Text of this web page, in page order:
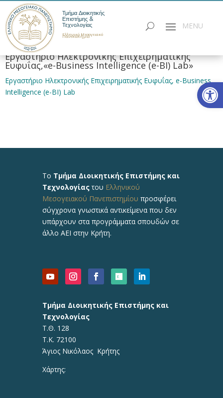
Τμήμα Διοικητικής
Επιστήμης &
Τεχνολογίας
Ελληνικό Μεσογειακό
Πανεπιστήμιο
Εργαστήριο Ηλεκτρονικής Επιχειρηματικής
Ευφυΐας,«e-Business Intelligence (e-BI) Lab»
Εργαστήριο Ηλεκτρονικής Επιχειρηματικής Ευφυΐας, e-Business
Intelligence (e-BI) Lab
Το Τμήμα Διοικητικής Επιστήμης και
Τεχνολογίαςτου Ελληνικού
Μεσογειακού Πανεπιστημίου προσφέρει
σύγχρονα γνωστικά αντικείμενα που δεν
υπάρχουν στα προγράμματα σπουδών σε
άλλο ΑΕΙ στην Κρήτη.
Τμήμα Διοικητικής Επιστήμης και
Τεχνολογίας
Τ.Θ. 128
Τ.Κ. 72100
Άγιος Νικόλαος Κρήτης
Χάρτης: